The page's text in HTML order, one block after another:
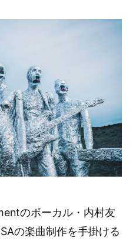
のボーカル・内村友
の楽曲制作を手掛ける